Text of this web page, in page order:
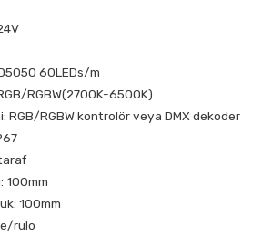
60LEDs/m
RGB/RGBW(2700K-6500K)
RGB/RGBW kontrolör veya DMX dekoder
100mm
100mm
rulo